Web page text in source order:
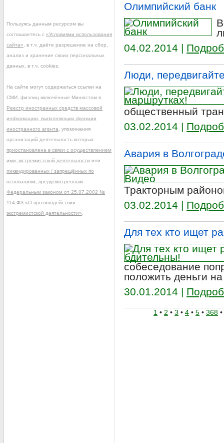
Олимпийский банк
04.02.2014 |
Люди,
общественный
03.02.2014 |
Авария в
Тракторным
03.02.2014 |
Для тех кто ищет
собеседование
положить деньги
30.01.2014 |
1 • 2 • 3 • 4 • 5 • 368 •
Пользуясь данным ресурсом вы
соглашаетесь с «Условиями использования
сайта» , в т.ч. даёте разрешение на сбор,
анализ и хранение своих персональных
данных, в т.ч. cookies.
На сайте могут содержаться ссылки на
СМИ, физлиц включённые Минюстом в
Реестр иностранных средств массовой
информации, выполняющих функции
иностранного агента , упоминания
организаций деятельность которых
приостановлена в связи с осуществлением
ими экстремистской деятельности или
ликвидированных / запрещённых по
основаниям, предусмотренным
Федеральным законом от 25.07.2002 №
114-ФЗ «О противодействии
экстремистской деятельности»